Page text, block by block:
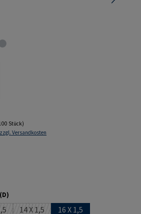
Stück)
Versandkosten
14 X 1,5
16 X 1,5